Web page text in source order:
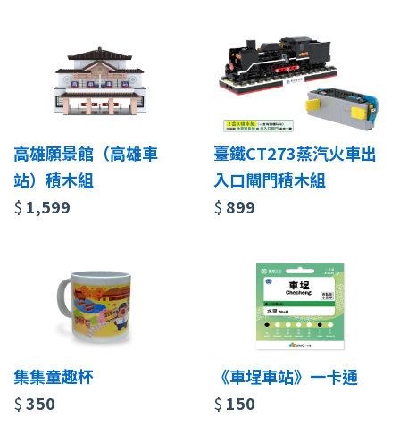
高雄願景館（高雄車
站）積木組
$ 1,599
臺鐵CT273蒸汽火車出
入口閘門積木組
$ 899
集集童趣杯
$350
《車埕車站》一卡通
$ 150